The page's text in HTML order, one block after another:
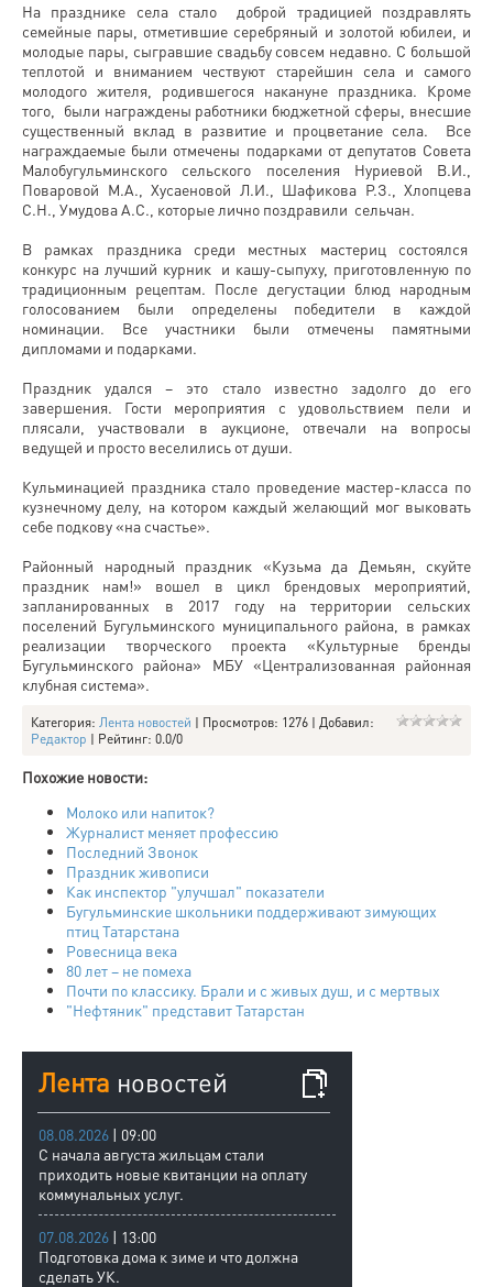
На празднике села стало доброй традицией поздравлять
семейные пары, отметившие серебряный и золотой юбилеи, и
молодые пары, сыгравшие свадьбу совсем недавно. С большой
теплотой и вниманием чествуют старейшин села и самого
молодого жителя, родившегося накануне праздника. Кроме
того, были награждены работники бюджетной сферы, внесшие
существенный вклад в развитие и процветание села. Все
награждаемые были отмечены подарками от депутатов Совета
Малобугульминского сельского поселения Нуриевой В.И.,
Поваровой М.А., Хусаеновой Л.И., Шафикова Р.З., Хлопцева
С.Н., Умудова А.С., которые лично поздравили сельчан.
В рамках праздника среди местных мастериц состоялся
конкурс на лучший курник и кашу-сыпуху, приготовленную по
традиционным рецептам. После дегустации блюд народным
голосованием были определены победители в каждой
номинации. Все участники были отмечены памятными
дипломами и подарками.
Праздник удался – это стало известно задолго до его
завершения. Гости мероприятия с удовольствием пели и
плясали, участвовали в аукционе, отвечали на вопросы
ведущей и просто веселились от души.
Кульминацией праздника стало проведение мастер-класса по
кузнечному делу, на котором каждый желающий мог выковать
себе подкову «на счастье».
Районный народный праздник «Кузьма да Демьян, скуйте
праздник нам!» вошел в цикл брендовых мероприятий,
запланированных в 2017 году на территории сельских
поселений Бугульминского муниципального района, в рамках
реализации творческого проекта «Культурные бренды
Бугульминского района» МБУ «Централизованная районная
клубная система».
Категория: Лента новостей | Просмотров: 1276 | Добавил:
Редактор | Рейтинг: 0.0/0
Похожие новости:
Молоко или напиток?
Журналист меняет профессию
Последний Звонок
Праздник живописи
Как инспектор "улучшал" показатели
Бугульминские школьники поддерживают зимующих
птиц Татарстана
Ровесница века
80 лет – не помеха
Почти по классику. Брали и с живых душ, и с мертвых
"Нефтяник" представит Татарстан
Лента новостей
08.08.2026 | 09:00
С начала августа жильцам стали
приходить новые квитанции на оплату
коммунальных услуг.
07.08.2026 | 13:00
Подготовка дома к зиме и что должна
сделать УК.